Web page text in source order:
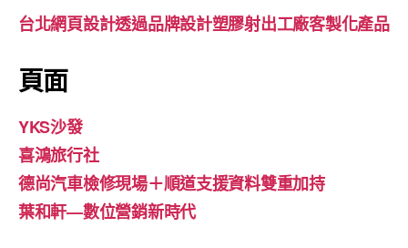
台北網頁設計透過品牌設計塑膠射出工廠客製化產品
頁面
YKS沙發
喜鴻旅行社
德尚汽車檢修現場＋順道支援資料雙重加持
葉和軒—數位營銷新時代